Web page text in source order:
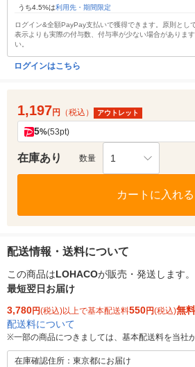
うち4.5%は利用先・期間限定
ログイン&全額PayPay支払いで獲得できます。原則とし
表示よりも実際の付与数、付与率が少ない場合がありま
い。
ログインはこちら
1,197円 （税込） アウトレット
5%(53pt)
在庫あり 数量 1
カートに入れる
配送情報・送料について
この商品はLOHACOが販売・発送します。
最短翌日お届け
3,780円(税込)以上で基本配送料550円(税込)無料
配送料について
※一部の商品につきましては、基本配送料を当社
在庫確認住所：東京都にお届け